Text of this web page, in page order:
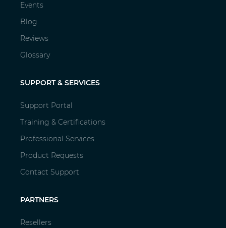
Events
Blog
Reviews
Glossary
SUPPORT & SERVICES
Support Portal
Training & Certifications
Professional Services
Product Requests
Contact Support
PARTNERS
Resellers